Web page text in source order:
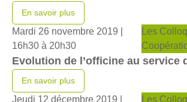
En savoir plus
Mardi 26 novembre 2019 |
16h30 à 20h30
Les
Evolution de l’officine au service
En savoir plus
Jeudi 12 décembre 2019 |
Les